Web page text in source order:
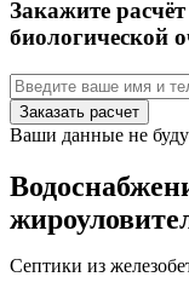
Закажите
биологической
Ваши данные не
Септики из